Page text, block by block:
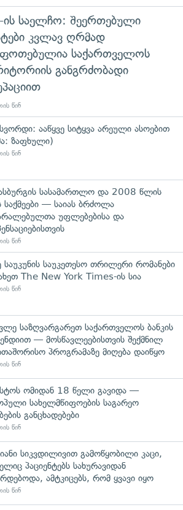
ის საელჩო: შეერთებული
კვლავ ღრმად
საქართველოს
განგრძობადი
წინ
ააწყვე სიტყვა არეული ასოებით
ზაფხული)
წინ
სასამართლო და 2008 წლის
საქმეები — საიას ბრძოლა
უფლებებისა და
წინ
საუკუნის საუკეთესო თრილერი რომანები
The New York Times-ის სია
წინ
საზღვარგარეთ საქართველოს ბანკის
— მოსწავლეებისთვის შექმნილ
პროგრამაზე მიღება დაიწყო
წინ
ომიდან 18 წელი გავიდა —
სახელმწიფოების საგარეო
განცხადებები
წინ
სიკვდილივით გამოწყობილი კაცი,
პაციენტებს სახურავიდან
ამტკიცებს, რომ ყვავი იყო
წინ